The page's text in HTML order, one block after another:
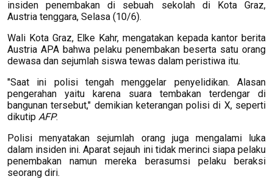
insiden penembakan di sebuah sekolah di Kota Graz,
Austria tenggara, Selasa (10/6).
Wali Kota Graz, Elke Kahr, mengatakan kepada kantor berita
Austria APA bahwa pelaku penembakan beserta satu orang
dewasa dan sejumlah siswa tewas dalam peristiwa itu.
"Saat ini polisi tengah menggelar penyelidikan. Alasan
pengerahan yaitu karena suara tembakan terdengar di
bangunan tersebut," demikian keterangan polisi di X, seperti
dikutip AFP.
Polisi menyatakan sejumlah orang juga mengalami luka
dalam insiden ini. Aparat sejauh ini tidak merinci siapa pelaku
penembakan namun mereka berasumsi pelaku beraksi
seorang diri.